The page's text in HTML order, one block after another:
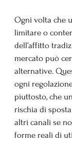
Ogni volta che
limitare o
dell’affitto
mercato può
alternative.
ogni
piuttosto, che
rischia di
altri canali se
forme reali di